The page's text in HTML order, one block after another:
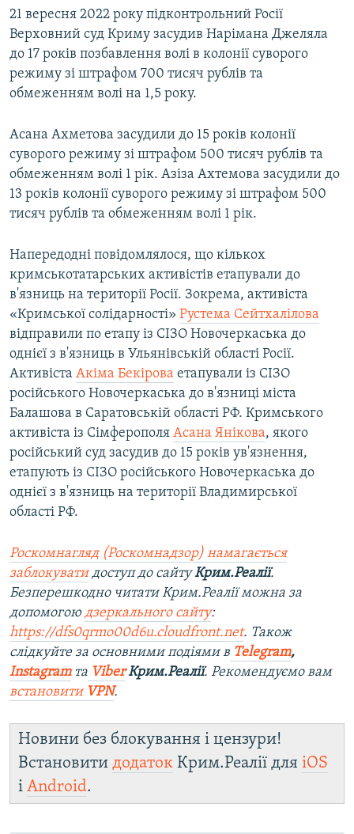
21 вересня 2022 року підконтрольний Росії
Верховний суд Криму засудив Нарімана Джеляла
до 17 років позбавлення волі в колонії суворого
режиму зі штрафом 700 тисяч рублів та
обмеженням волі на 1,5 року.
Асана Ахметова засудили до 15 років колонії
суворого режиму зі штрафом 500 тисяч рублів та
обмеженням волі 1 рік. Азіза Ахтемова засудили до
13 років колонії суворого режиму зі штрафом 500
тисяч рублів та обмеженням волі 1 рік.
Напередодні повідомлялося, що кількох
кримськотатарських активістів етапували до
в'язниць на території Росії. Зокрема, активіста
«Кримської солідарності» Рустема Сейтхалілова
відправили по етапу із СІЗО Новочеркаська до
однієї з в'язниць в Ульянівській області Росії.
Активіста Акіма Бекірова етапували із СІЗО
російського Новочеркаська до в'язниці міста
Балашова в Саратовській області РФ. Кримського
активіста із Сімферополя Асана Янікова, якого
російський суд засудив до 15 років ув'язнення,
етапують із СІЗО російського Новочеркаська до
однієї з в'язниць на території Владимирської
області РФ.
Роскомнагляд (Роскомнадзор) намагається
заблокуватидоступ до сайтуКрим.Реалії.
Безперешкодно читати Крим.Реалії можна за
допомогою дзеркального сайту:
https://dfs0qrmo00d6u.cloudfront.net. Також
слідкуйте за основними подіями в Telegram,
Instagramта ViberКрим.Реалії. Рекомендуємо вам
встановити VPN.
Новини без блокування і цензури!
Встановити додаток Крим.Реалії для iOS
і Android.